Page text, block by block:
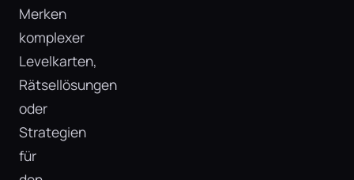
Merken
komplexer
Levelkarten,
Rätsellösungen
oder
Strategien
für